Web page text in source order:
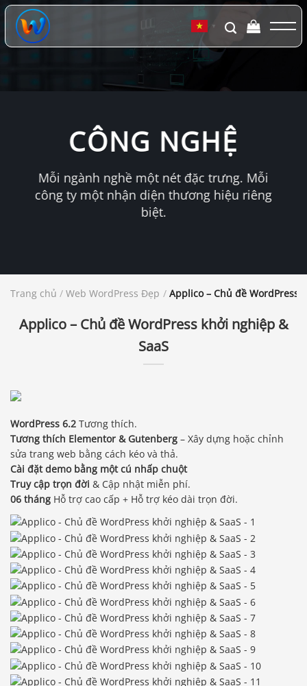
Chuyển
đến
dung
▼
CÔNG NGHỆ
Mỗi ngành nghề một nét đặc trưng. Mỗi
công ty một nhận diện thương hiệu riêng
biệt.
Trang chủ / Web WordPress Đẹp / Applico – Chủ đề WordPress
Applico – Chủ đề WordPress khởi nghiệp &
SaaS
WordPress 6.2 Tương thích.
Tương thích Elementor & Gutenberg – Xây dựng hoặc chỉnh
sửa trang web bằng cách kéo và thả.
Cài đặt demo bằng một cú nhấp chuột
Truy cập trọn đời & Cập nhật miễn phí.
06 tháng Hỗ trợ cao cấp + Hỗ trợ kéo dài trọn đời.